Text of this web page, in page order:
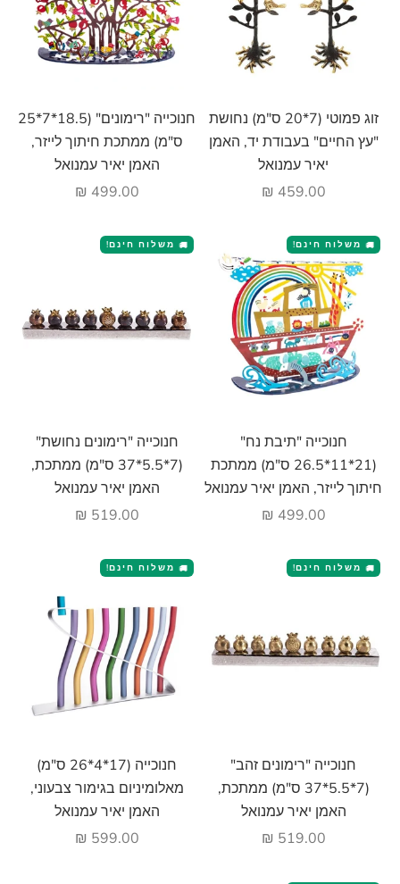
הוסף לעגלה
זוג פמוטי (7*20 ס"מ) נחושת
"עץ החיים" בעבודת יד, האמן
יאיר עמנואל
מחיר מבצע
459.00 ₪
הוסף לעגלה
חנוכייה "רימונים" (18.5*7*25
ס"מ) ממתכת חיתוך לייזר,
האמן יאיר עמנואל
מחיר מבצע
499.00 ₪
🚚 משלוח חינם!
הוסף לעגלה
חנוכייה "תיבת נח"
(21*11*26.5 ס"מ) ממתכת
חיתוך לייזר, האמן יאיר עמנואל
מחיר מבצע
499.00 ₪
🚚 משלוח חינם!
הוסף לעגלה
חנוכייה "רימונים נחושת"
(7*5.5*37 ס"מ) ממתכת,
האמן יאיר עמנואל
מחיר מבצע
519.00 ₪
🚚 משלוח חינם!
הוסף לעגלה
חנוכייה "רימונים זהב"
(7*5.5*37 ס"מ) ממתכת,
האמן יאיר עמנואל
מחיר מבצע
519.00 ₪
🚚 משלוח חינם!
הוסף לעגלה
חנוכייה (17*4*26 ס"מ)
מאלומיניום בגימור צבעוני,
האמן יאיר עמנואל
מחיר מבצע
599.00 ₪